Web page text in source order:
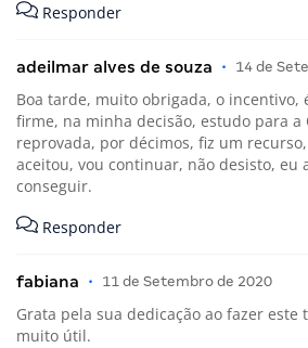
Responder
adeilmar alves de souza • 14 de
Boa tarde, muito obrigada, o incentivo,
firme, na minha decisão, estudo para a
reprovada, por décimos, fiz um
aceitou, vou continuar, não desisto, eu
conseguir.
Responder
fabiana • 11 de Setembro de 2020
Grata pela sua dedicação ao fazer este
muito útil.